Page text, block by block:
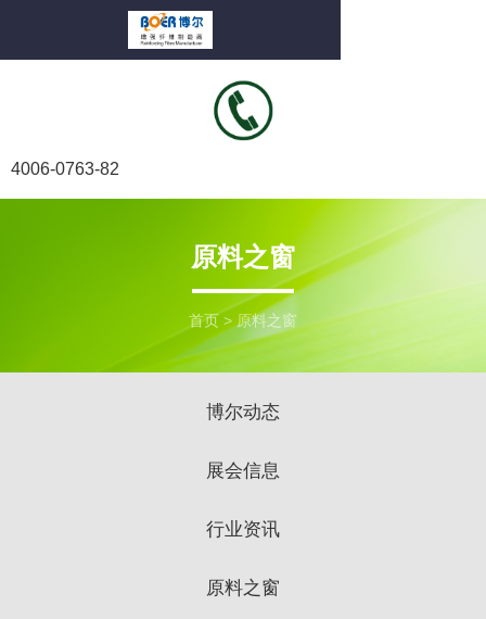
4006-0763-82
原料之窗
首页 > 原料之窗
博尔动态
展会信息
行业资讯
原料之窗